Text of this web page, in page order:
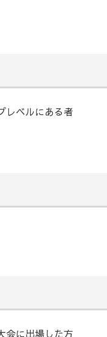
レベルにある者
会に出場した方